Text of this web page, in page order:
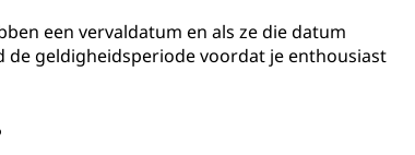
een vervaldatum en als ze die datum
de geldigheidsperiode voordat je enthousiast